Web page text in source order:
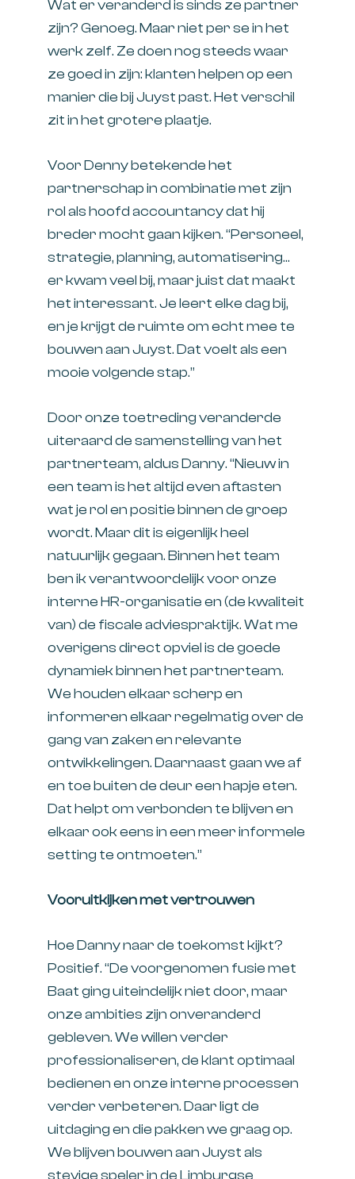
Wat er veranderd is sinds ze partner
zijn? Genoeg. Maar niet per se in het
werk zelf. Ze doen nog steeds waar
ze goed in zijn: klanten helpen op een
manier die bij Juyst past. Het verschil
zit in het grotere plaatje.
Voor Denny betekende het
partnerschap in combinatie met zijn
rol als hoofd accountancy dat hij
breder mocht gaan kijken. “Personeel,
strategie, planning, automatisering…
er kwam veel bij, maar juist dat maakt
het interessant. Je leert elke dag bij,
en je krijgt de ruimte om echt mee te
bouwen aan Juyst. Dat voelt als een
mooie volgende stap.”
Door onze toetreding veranderde
uiteraard de samenstelling van het
partnerteam, aldus Danny. “Nieuw in
een team is het altijd even aftasten
wat je rol en positie binnen de groep
wordt. Maar dit is eigenlijk heel
natuurlijk gegaan. Binnen het team
ben ik verantwoordelijk voor onze
interne HR-organisatie en (de kwaliteit
van) de fiscale adviespraktijk. Wat me
overigens direct opviel is de goede
dynamiek binnen het partnerteam.
We houden elkaar scherp en
informeren elkaar regelmatig over de
gang van zaken en relevante
ontwikkelingen. Daarnaast gaan we af
en toe buiten de deur een hapje eten.
Dat helpt om verbonden te blijven en
elkaar ook eens in een meer informele
setting te ontmoeten.”
Vooruitkijken met vertrouwen
Hoe Danny naar de toekomst kijkt?
Positief. “De voorgenomen fusie met
Baat ging uiteindelijk niet door, maar
onze ambities zijn onveranderd
gebleven. We willen verder
professionaliseren, de klant optimaal
bedienen en onze interne processen
verder verbeteren. Daar ligt de
uitdaging en die pakken we graag op.
We blijven bouwen aan Juyst als
stevige speler in de Limburgse